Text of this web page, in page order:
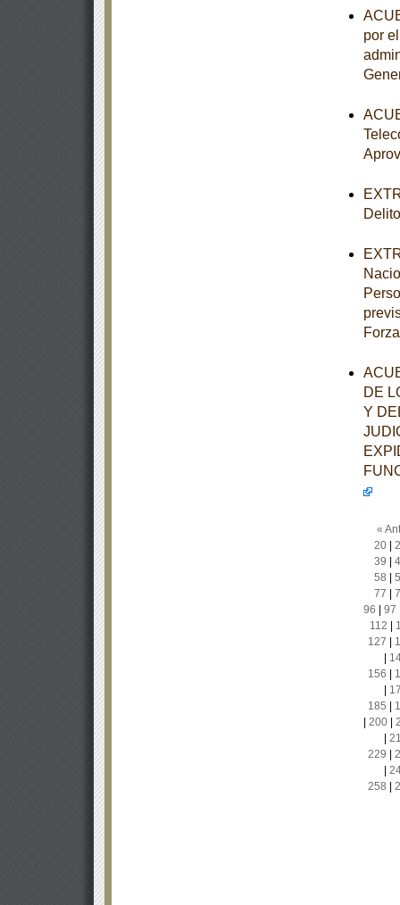
por
DE
Y
«
20|
39
58
77
96
97
112
127
156
185
200|
229
258